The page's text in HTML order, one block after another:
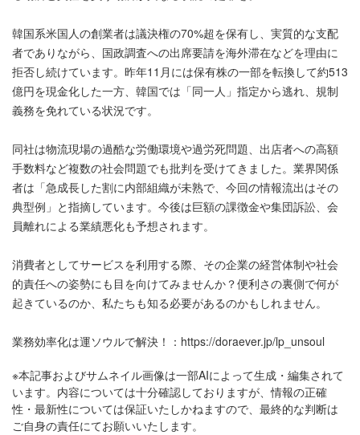
韓国系米国人の創業者は議決権の70%超を保有し、実質的な支配
者でありながら、国政調査への出席要請を海外滞在などを理由に
拒否し続けています。昨年11月には保有株の一部を転換して約513
億円を現金化した一方、韓国では「同一人」指定から逃れ、規制
義務を免れている状況です。
同社は物流現場の過酷な労働環境や過労死問題、出店者への高額
手数料など複数の社会問題でも批判を受けてきました。業界関係
者は「急成長した割に内部組織が未熟で、今回の情報流出はその
典型例」と指摘しています。今後は巨額の課徴金や集団訴訟、会
員離れによる業績悪化も予想されます。
消費者としてサービスを利用する際、その企業の経営体制や社会
的責任への姿勢にも目を向けてみませんか？便利さの裏側で何が
起きているのか、私たちも知る必要があるのかもしれません。
業務効率化は運ソウルで解決！： https://doraever.jp/lp_unsoul
※本記事およびサムネイル画像は一部AIによって生成・編集されて
います。内容については十分確認しておりますが、情報の正確
性・最新性については保証いたしかねますので、最終的な判断は
ご自身の責任にてお願いいたします。